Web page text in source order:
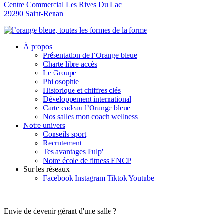
Centre Commercial Les Rives Du Lac
29290 Saint-Renan
À propos
Présentation de l’Orange bleue
Charte libre accès
Le Groupe
Philosophie
Historique et chiffres clés
Développement international
Carte cadeau l’Orange bleue
Nos salles mon coach wellness
Notre univers
Conseils sport
Recrutement
Tes avantages Pulp'
Notre école de fitness ENCP
Sur les réseaux
Facebook Instagram TiktokYoutube
Envie de devenir gérant d'une salle ?